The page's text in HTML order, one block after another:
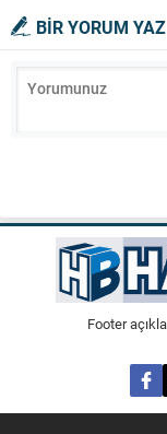
BİR YORUM YAZ
Footer